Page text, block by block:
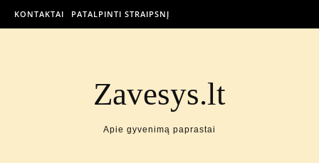
KONTAKTAI PATALPINTI STRAIPSNĮ
Zavesys.lt
Apie gyvenimą paprastai